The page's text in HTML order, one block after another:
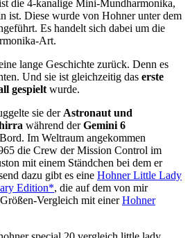
die 4-kanalige Mini-Mundharmonika,
ist. Diese wurde von Hohner unter dem
Es handelt sich dabei um die
Art.
lange Geschichte zurück. Denn es
Und sie ist gleichzeitig das erste
gespielt wurde.
sie der Astronaut und
während derGemini 6
Im Weltraum angekommen
die Crew der Mission Control im
mit einem Ständchen bei dem er
dazu gibt es eine Hohner Little Lady
Edition*, die auf dem von mir
Vergleich mit einerHohner